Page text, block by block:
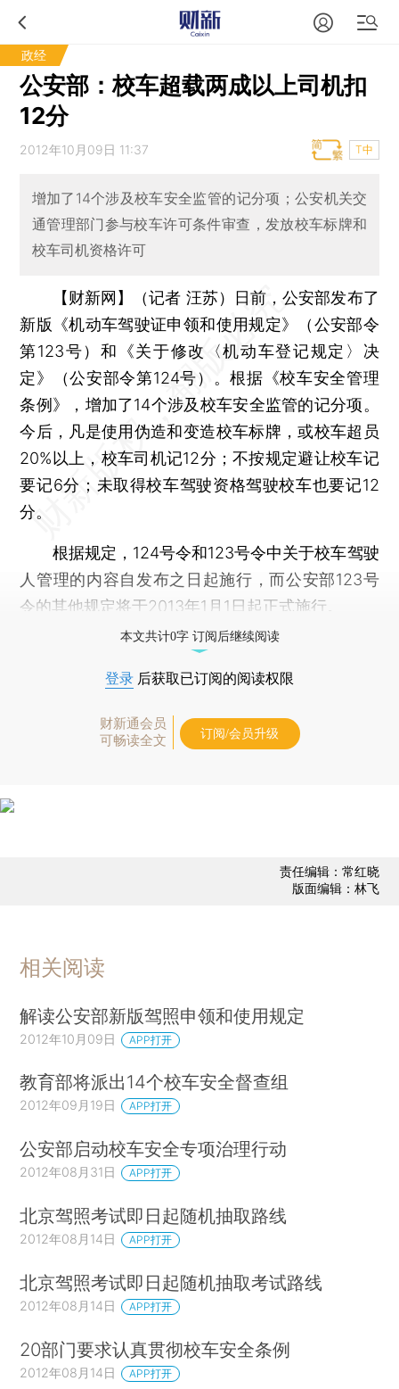
政经
公安部：校车超载两成以上司机扣
12分
2012年10月09日 11:37 T中
增加了14个涉及校车安全监管的记分项；公安机关交
通管理部门参与校车许可条件审查，发放校车标牌和
校车司机资格许可
【财新网】（记者 汪苏）
日前，公安部发布了
新版《机动车驾驶证申领和使用规定》（公安部令
第123号）和《关于修改〈机动车登记规定〉决
定》（公安部令第124号）。根据《校车安全管理
条例》，增加了14个涉及校车安全监管的记分项。
今后，凡是使用伪造和变造校车标牌，或校车超员
20%以上，校车司机记12分；不按规定避让校车记
要记6分；未取得校车驾驶资格驾驶校车也要记12
分。
根据规定，124号令和123号令中关于校车驾驶
人管理的内容自发布之日起施行，而公安部123号
令的其他规定将于2013年1月1日起正式施行。
本文共计0字 订阅后继续阅读
登录 后获取已订阅的阅读权限
财新通会员
可畅读全文
订阅/会员升级
责任编辑：常红晓
版面编辑：林飞
相关阅读
解读公安部新版驾照申领和使用规定
2012年10月09日 APP打开
教育部将派出14个校车安全督查组
2012年09月19日 APP打开
公安部启动校车安全专项治理行动
2012年08月31日 APP打开
北京驾照考试即日起随机抽取路线
2012年08月14日 APP打开
北京驾照考试即日起随机抽取考试路线
2012年08月14日 APP打开
20部门要求认真贯彻校车安全条例
2012年08月14日 APP打开